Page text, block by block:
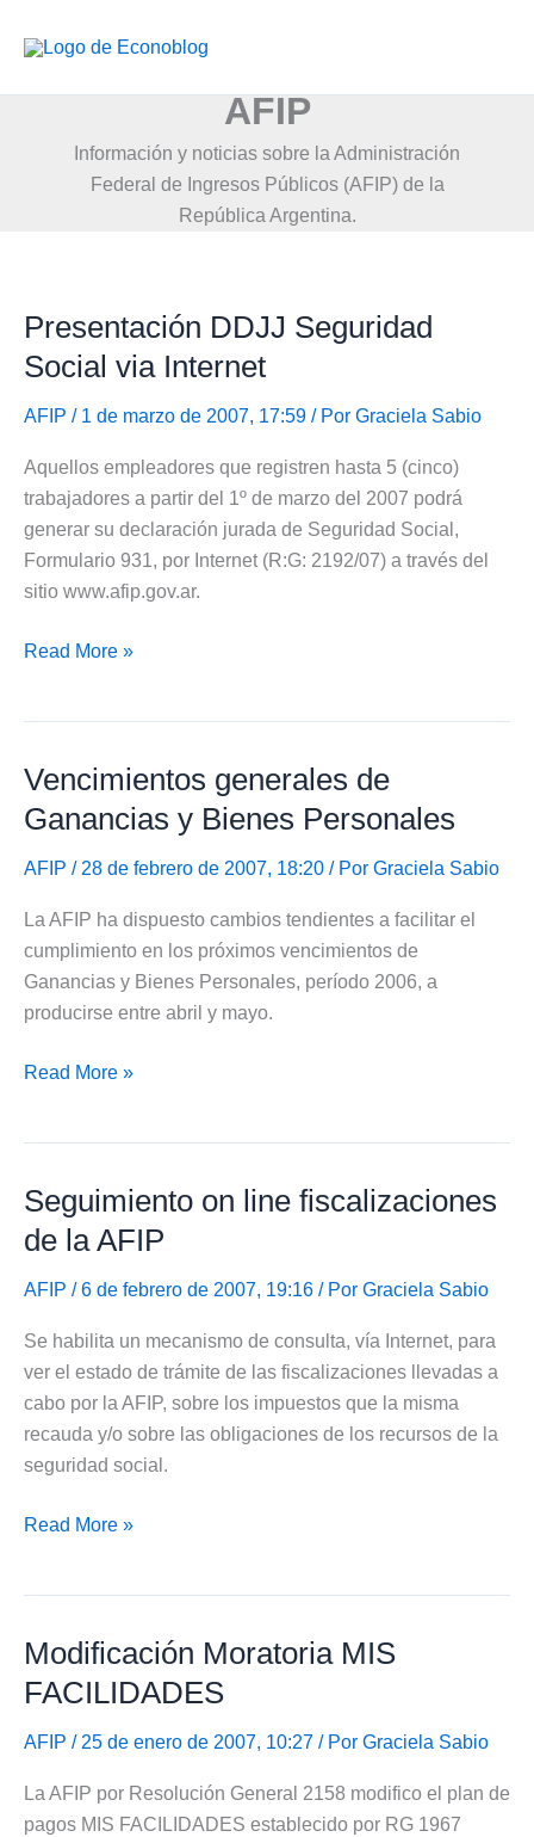
AFIP
Información y noticias sobre la Administración
Federal de Ingresos Públicos (AFIP) de la
República Argentina.
Presentación DDJJ Seguridad
Social via Internet
AFIP / 1 de marzo de 2007, 17:59 / Por Graciela Sabio
Aquellos empleadores que registren hasta 5 (cinco)
trabajadores a partir del 1º de marzo del 2007 podrá
generar su declaración jurada de Seguridad Social,
Formulario 931, por Internet (R:G: 2192/07) a través del
sitio www.afip.gov.ar.
Presentación
via
Internet
Read More »
Vencimientos generales de
Ganancias y Bienes Personales
AFIP / 28 de febrero de 2007, 18:20 / Por Graciela Sabio
La AFIP ha dispuesto cambios tendientes a facilitar el
cumplimiento en los próximos vencimientos de
Ganancias y Bienes Personales, período 2006, a
producirse entre abril y mayo.
Vencimientos
y
Bienes
Personales
Read More »
Seguimiento on line fiscalizaciones
de la AFIP
AFIP / 6 de febrero de 2007, 19:16 / Por Graciela Sabio
Se habilita un mecanismo de consulta, vía Internet, para
ver el estado de trámite de las fiscalizaciones llevadas a
cabo por la AFIP, sobre los impuestos que la misma
recauda y/o sobre las obligaciones de los recursos de la
seguridad social.
Seguimiento
de
la
AFIP
Read More »
Modificación Moratoria MIS
FACILIDADES
AFIP / 25 de enero de 2007, 10:27 / Por Graciela Sabio
La AFIP por Resolución General 2158 modifico el plan de
pagos MIS FACILIDADES establecido por RG 1967